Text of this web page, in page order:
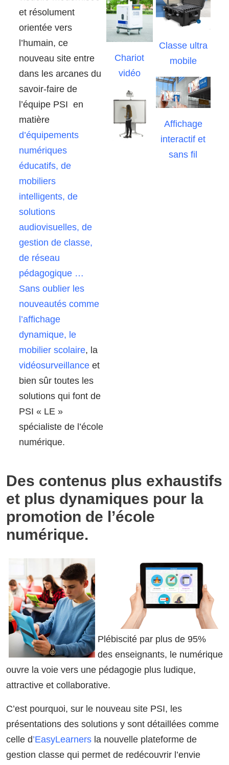
et résolument
orientée vers
l’humain, ce
nouveau site entre
dans les arcanes du
savoir-faire de
l’équipe PSI en
matière
d’équipements
numériques
éducatifs, de
mobiliers
intelligents, de
solutions
audiovisuelles, de
gestion de classe,
de réseau
pédagogique …
Sans oublier les
nouveautés comme
l’affichage
dynamique, le
mobilier scolaire, la
vidéosurveillanceet
bien sûr toutes les
solutions qui font de
PSI « LE »
spécialiste de l’école
numérique.
Chariot
vidéo
Classe ultra
mobile
Affichage
interactif et
sans fil
Des contenus plus exhaustifs
et plus dynamiques pour la
promotion de l’école
numérique.
Plébiscité par plus de 95%
des enseignants, le numérique
ouvre la voie vers une pédagogie plus ludique,
attractive et collaborative.
C’est pourquoi, sur le nouveau site PSI, les
présentations des solutions y sont détaillées comme
celle d’EasyLearners la nouvelle plateforme de
gestion classe qui permet de redécouvrir l’envie